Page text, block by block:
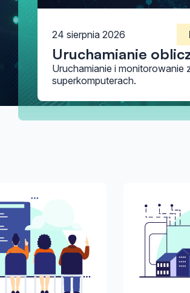
24 sierpnia 2026
Uruchamianie
Uruchamianie i monitorowanie
superkomputerach.